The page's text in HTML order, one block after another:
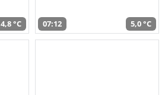
4,8 °C 07:12 5,0 °C